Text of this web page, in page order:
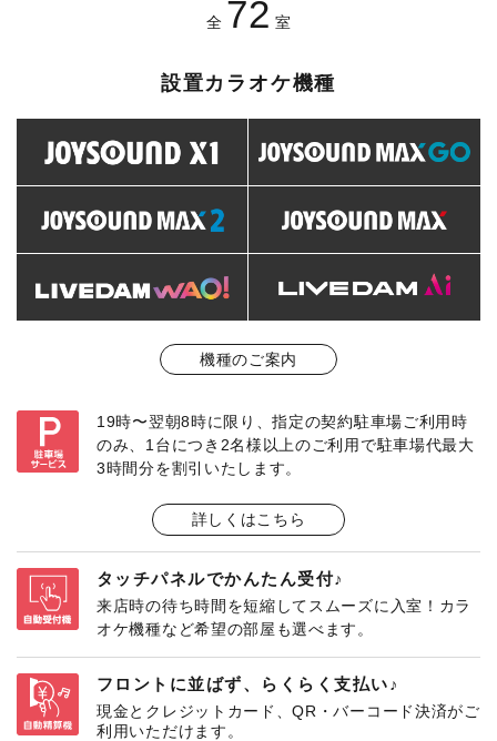
全 72 室
設置カラオケ機種
機種のご案内
19時〜翌朝8時に限り、指定の契約駐車場ご利用時
のみ、1台につき2名様以上のご利用で駐車場代最大
3時間分を割引いたします。
詳しくはこちら
タッチパネルでかんたん受付♪
来店時の待ち時間を短縮してスムーズに入室！カラ
オケ機種など希望の部屋も選べます。
フロントに並ばず、らくらく支払い♪
現金とクレジットカード、QR・バーコード決済がご
利用いただけます。